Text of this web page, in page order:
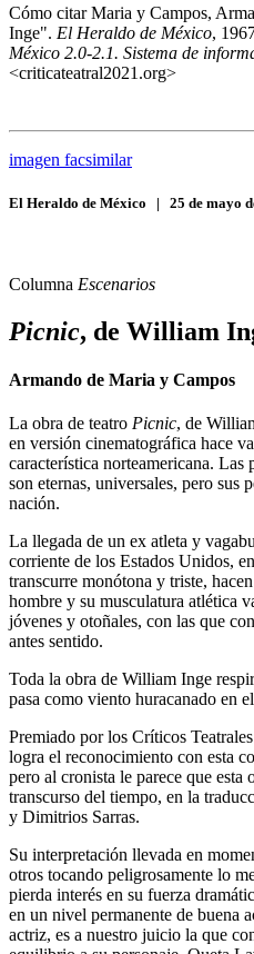
Cómo citarMaria y Campos,
Inge". El Heraldo de México,
México 2.0-2.1. Sistema de
<criticateatral2021.org>
imagen facsimilar
El Heraldo de México | 25 de mayo
Columna Escenarios
Picnic, de William
Armando de Maria y Campos
La obra de teatro Picnic, de
en versión cinematográfica hace
característica norteamericana. Las
son eternas, universales, pero sus
nación.
La llegada de un ex atleta y
corriente de los Estados Unidos,
transcurre monótona y triste,
hombre y su musculatura atlética
jóvenes y otoñales, con las que
antes sentido.
Toda la obra de William Inge
pasa como viento huracanado en
Premiado por los Críticos
logra el reconocimiento con esta
pero al cronista le parece que esta
transcurso del tiempo, en la
y Dimitrios Sarras.
Su interpretación llevada en
otros tocando peligrosamente lo
pierda interés en su fuerza
en un nivel permanente de buena
actriz, es a nuestro juicio la que